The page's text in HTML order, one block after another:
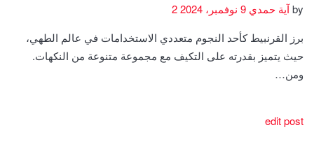
byآية حمدي
برز القرنبيط كأحد النجوم متعددي الاستخدامات في عالم الطهي،
حيث يتميز بقدرته على التكيف مع مجموعة متنوعة من النكهات.
ومن…
edit post